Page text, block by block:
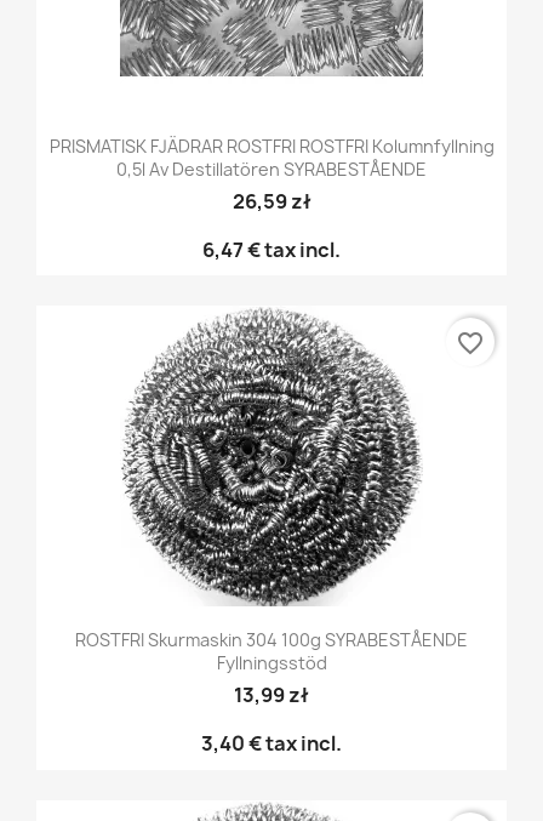
PRISMATISK FJÄDRAR ROSTFRI ROSTFRI Kolumnfyllning
0,5l Av Destillatören SYRABESTÅENDE
26,59 zł
6,47 €tax incl.
ROSTFRI Skurmaskin 304 100g SYRABESTÅENDE
Fyllningsstöd
13,99 zł
3,40 €tax incl.
favorite_border